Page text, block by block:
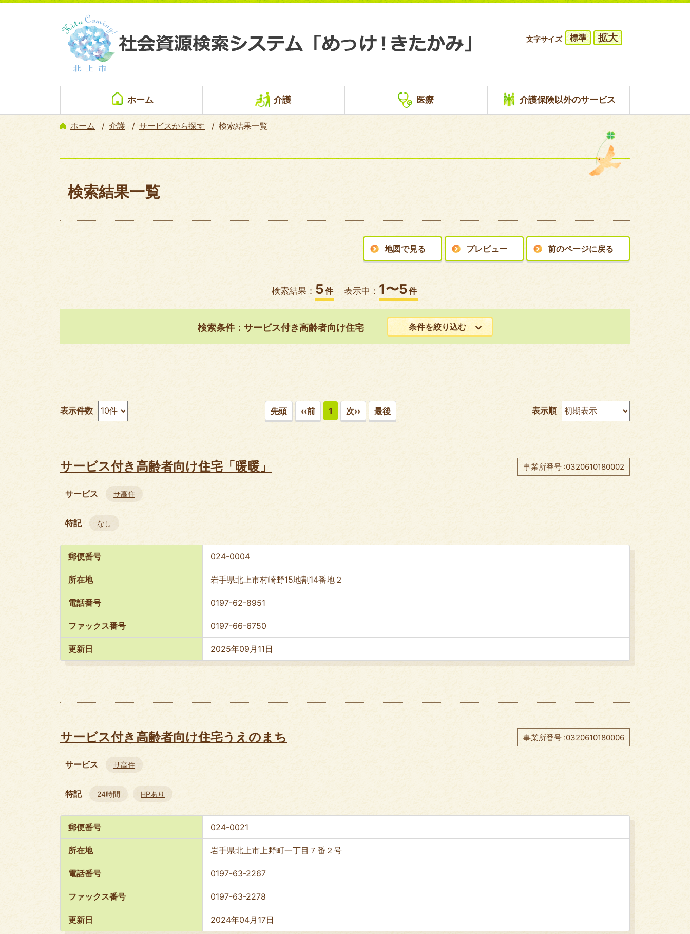
文字サイズ 標準 拡大
ホーム 介護 医療 介護保険以外のサービス
ホーム 介護 サービスから探す 検索結果一覧
検索結果一覧
地図で見る プレビュー 前のページに戻る
検索結果： 5件 表示中： 1〜5件
検索条件：サービス付き高齢者向け住宅 条件を絞り込む
表示件数 先頭 ‹‹前 1 次›› 最後 表示順
サービス付き高齢者向け住宅「暖暖」 事業所番号 :0320610180002
サービス サ高住
特記 なし
郵便番号 024-0004
所在地 岩手県北上市村崎野15地割14番地２
電話番号 0197-62-8951
ファックス番号 0197-66-6750
更新日 2025年09月11日
サービス付き高齢者向け住宅うえのまち 事業所番号 :0320610180006
サービス サ高住
特記 24時間 HPあり
郵便番号 024-0021
所在地 岩手県北上市上野町一丁目７番２号
電話番号 0197-63-2267
ファックス番号 0197-63-2278
更新日 2024年04月17日